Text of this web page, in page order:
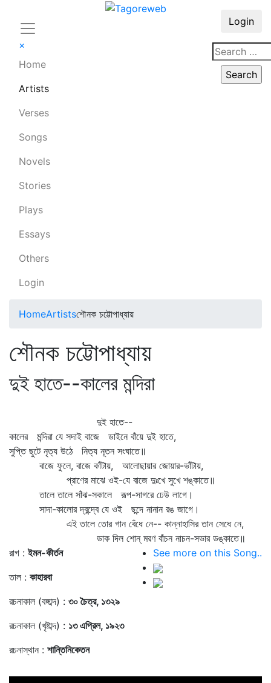
×
Home
Artists
Verses
Songs
Novels
Stories
Plays
Essays
Others
Login
Login
HomeArtistsশৌনক চট্টোপাধ্যায়
শৌনক চট্টোপাধ্যায়
দুই হাতে--কালের মন্দিরা
দুই হাতে--
কালের মন্দিরা যে সদাই বাজে ডাইনে বাঁয়ে দুই হাতে,
সুপ্তি ছুটে নৃত্য উঠে নিত্য নূতন সংঘাতে॥
বাজে ফুলে, বাজে কাঁটায়, আলোছায়ার জোয়ার-ভাঁটায়,
প্রাণের মাঝে ওই-যে বাজে দুঃখে সুখে শঙ্কাতে॥
তালে তালে সাঁঝ-সকালে রূপ-সাগরে ঢেউ লাগে।
সাদা-কালোর দ্বন্দ্বে যে ওই ছন্দে নানান রঙ জাগে।
এই তালে তোর গান বেঁধে নে-- কান্নাহাসির তান সেধে নে,
ডাক দিল শোন্‌ মরণ বাঁচন নাচন-সভার ডঙ্কাতে॥
রাগ :ইমন-কীর্তন
তাল : কাহারবা
রচনাকাল (বঙ্গাব্দ) : ৩০ চৈত্র, ১৩২৯
রচনাকাল (খৃষ্টাব্দ) : ১৩ এপ্রিল, ১৯২৩
রচনাস্থান : শান্তিনিকেতন
See more on this Song..